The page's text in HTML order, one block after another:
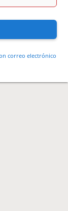
correo electrónico